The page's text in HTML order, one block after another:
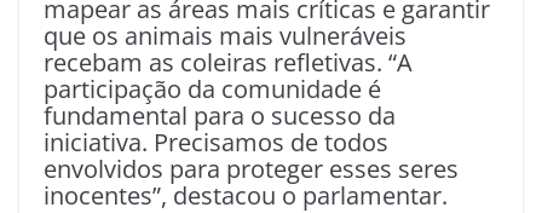
mapear as áreas mais críticas e garantir
que os animais mais vulneráveis
recebam as coleiras refletivas. “A
participação da comunidade é
fundamental para o sucesso da
iniciativa. Precisamos de todos
envolvidos para proteger esses seres
inocentes”, destacou o parlamentar.